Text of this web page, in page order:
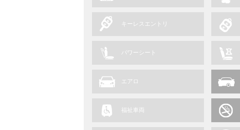
キーレスエントリ
パワーシート
エアロ
福祉車両